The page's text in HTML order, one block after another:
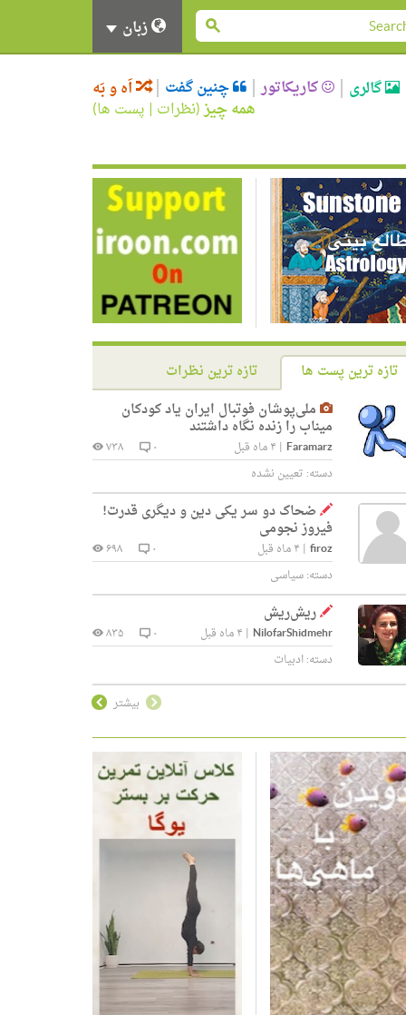
زبان
گالری کاریکاتور چنین گفت اَه و بَه
همه چیز(نظرات | پست ها)
تازه ترین پست ها
تازه ترین نظرات
ملی‌پوشان فوتبال ایران یاد کودکان
میناب را زنده نگاه داشتند
Faramarz
| ۴ ماه قبل ۰
۷۳۸
دسته: تعیین نشده
ضحاک دو سر یکی دین و دیگری قدرت!
فیروز نجومی
firoz
| ۴ ماه قبل ۰
۶۹۸
دسته:سیاسی
ریش‌ریش
NilofarShidmehr
| ۴ ماه قبل ۰
۸۳۵
دسته:ادبیات
بیشتر